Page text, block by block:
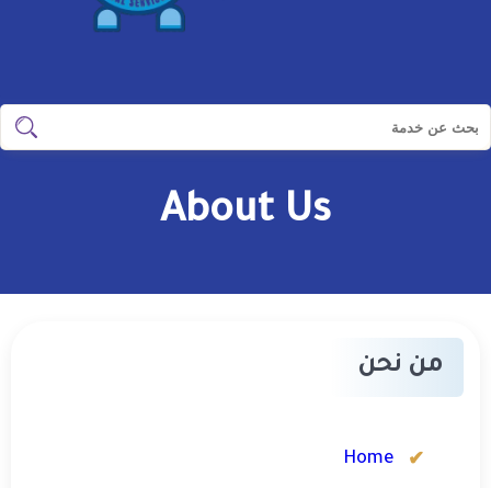
ابحث
About Us
من نحن
Home